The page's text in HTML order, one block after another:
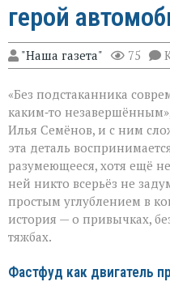
герой
"Наша газета" 75
«Без подстаканника
каким‑то
Илья Семёнов, и с ним
эта деталь
разумеющееся, хотя ещё
ней никто всерьёз не
простым углублением в
история — о привычках,
тяжбах.
Фастфуд как двигатель